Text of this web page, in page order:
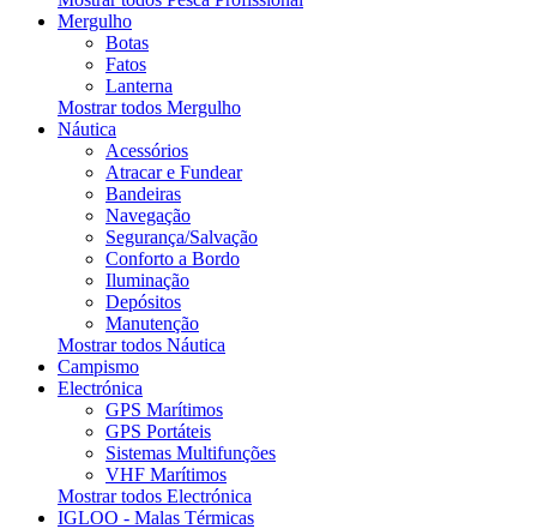
Mergulho
Botas
Fatos
Lanterna
Mostrar todos Mergulho
Náutica
Acessórios
Atracar e Fundear
Bandeiras
Navegação
Segurança/Salvação
Conforto a Bordo
Iluminação
Depósitos
Manutenção
Mostrar todos Náutica
Campismo
Electrónica
GPS Marítimos
GPS Portáteis
Sistemas Multifunções
VHF Marítimos
Mostrar todos Electrónica
IGLOO - Malas Térmicas